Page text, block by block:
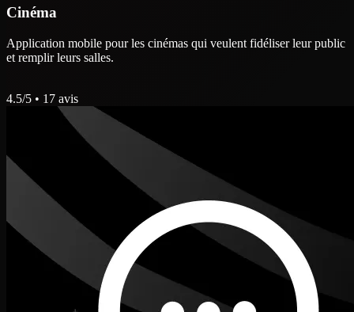
Cinéma
Application mobile pour les cinémas qui veulent fidéliser leur public
et remplir leurs salles.
4.5/5 • 17 avis